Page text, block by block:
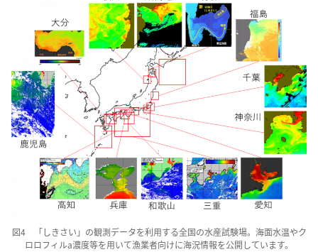
図4 「しきさい」の観測データを利用する全国の水産試験場。海面水温やク
ロロフィルa濃度等を用いて漁業者向けに海況情報を公開しています。